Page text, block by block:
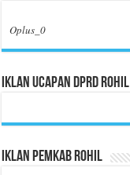
Oplus_0
Iklan Ucapan DPRD Rohil
Iklan Pemkab Rohil